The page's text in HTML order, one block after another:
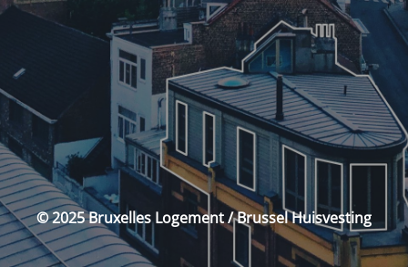
© 2025 Bruxelles Logement / Brussel Huisvesting